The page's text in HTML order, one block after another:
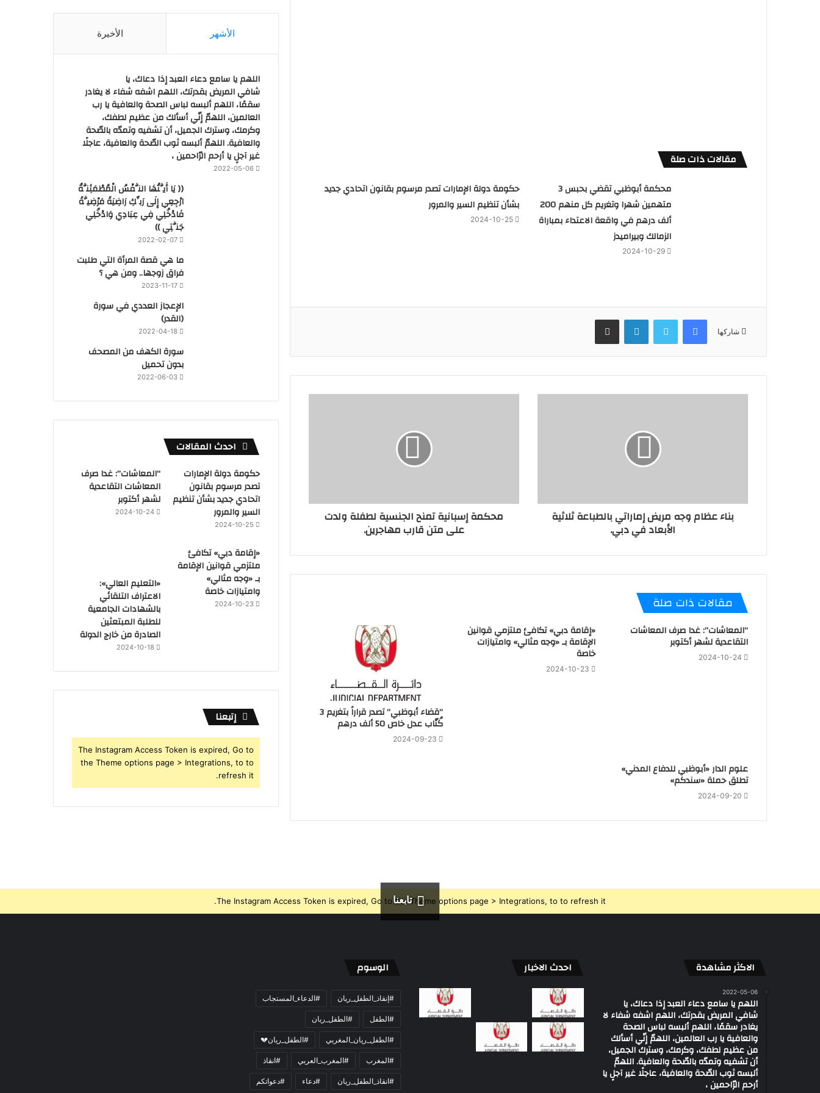
مقالات ذات صلة
محكمة أبوظبي تقضي بحبس 3
متهمين شهرا وتغريم كل منهم 200
ألف درهم في واقعة الاعتداء بمباراة
الزمالك وبيراميدز
2024-10-29
حكومة دولة الإمارات تصدر مرسوم بقانون اتحادي جديد
بشأن تنظيم السير والمرور
2024-10-25
شاركها
فيسبوك تويتر لينكدإن مشاركة عبر البريد
بناء عظام وجه مريض إماراتي بالطباعة ثلاثية
الأبعاد في دبي.
محكمة إسبانية تمنح الجنسية لطفلة ولدت
على متن قارب مهاجرين.
مقالات ذات صلة
“المعاشات”: غدا صرف المعاشات
التقاعدية لشهر أكتوبر
2024-10-24
«إقامة دبي» تكافئ ملتزمي قوانين
الإقامة بـ «وجه مثالي» وامتيازات
خاصة
2024-10-23
‏”قضاء أبوظبي” تصدر قراراً بتغريم 3
كُتّاب عدل خاص 50 ألف درهم
2024-09-23
علوم الدار «أبوظبي للدفاع المدني»
تطلق حملة «سندكم»
2024-09-20
الأشهر الأخيرة
اللهم يا سامع دعاء العبد إذا دعاك، يا
شافي المريض بقدرتك، اللهم اشفه شفاء لا يغادر
سقمًا، اللهم ألبسه لباس الصحة والعافية يا رب
العالمين، اللهمّ إنّي أسألك من عظيم لطفك،
وكرمك، وسترك الجميل، أن تشفيه وتمدّه بالصّحة
والعافية. اللهمّ ألبسه ثوب الصّحة والعافية، عاجلًا
غير آجلٍ يا أرحم الرّاحمين ،
2022-05-06
(( يَا أَيَّتُهَا النَّفْسُ الْمُطْمَئِنَّةُ
ارْجِعِي إِلَى رَبِّكِ رَاضِيَةً مَرْضِيَّةً
فَادْخُلِي فِي عِبَادِي وَادْخُلِي
جَنَّتِي ))
2022-02-07
ما هي قصة المرأة التي طلبت
فراق زوجها.. ومن هي ؟
2023-11-17
‏الإعجاز العددي في سورة
(القدر)
2022-04-18
سورة الكهف من المصحف
بدون تحميل
2022-06-03
احدث المقالات
حكومة دولة الإمارات
تصدر مرسوم بقانون
اتحادي جديد بشأن تنظيم
السير والمرور
2024-10-25
“المعاشات”: غدا صرف
المعاشات التقاعدية
لشهر أكتوبر
2024-10-24
«إقامة دبي» تكافئ
ملتزمي قوانين الإقامة
بـ «وجه مثالي»
وامتيازات خاصة
2024-10-23
«التعليم العالي»:
الاعتراف التلقائي
بالشهادات الجامعية
للطلبة المبتعثين
الصادرة من خارج الدولة
2024-10-18
إتبعنا
The Instagram Access Token is expired, Go to
the Theme options page > Integrations, to to
refresh it.
تابعنا
The Instagram Access Token is expired, Go to the Theme options page > Integrations, to to refresh it.
الاكثر مشاهدة
2022-05-06
اللهم يا سامع دعاء العبد إذا دعاك، يا
شافي المريض بقدرتك، اللهم اشفه شفاء لا
يغادر سقمًا، اللهم ألبسه لباس الصحة
والعافية يا رب العالمين، اللهمّ إنّي أسألك
من عظيم لطفك، وكرمك، وسترك الجميل،
أن تشفيه وتمدّه بالصّحة والعافية. اللهمّ
ألبسه ثوب الصّحة والعافية، عاجلًا غير آجلٍ يا
أرحم الرّاحمين ،
احدث الاخبار الوسوم
#إنقاذ_الطفل_ريان #الدعاء_المستجاب
#الطفل #الطفل_ريان
#الطفل_ريان_المغربي #الطفل_ريان💔
#المغرب #المغرب_العربي #انقاذ
#انقاذ_الطفل_ريان #دعاء #دعواتكم